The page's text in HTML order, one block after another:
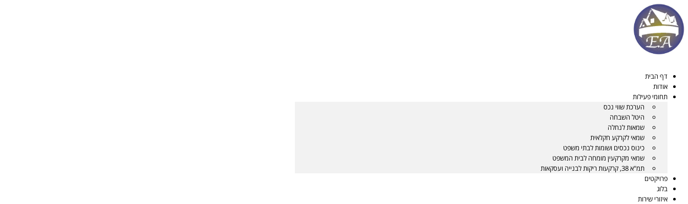
לתוכן
דף הבית
אודות
תחומי פעילות
הערכת שווי נכס
היטל השבחה
שמאות לנחלה
שמאי לקרקע חקלאית
כינוס נכסים ושומות לבתי משפט
שמאי מקרקעין מומחה לבית המשפט
תמ"א 38, קרקעות ריקות לבנייה ועסקאות
פרויקטים
בלוג
איזורי שירות